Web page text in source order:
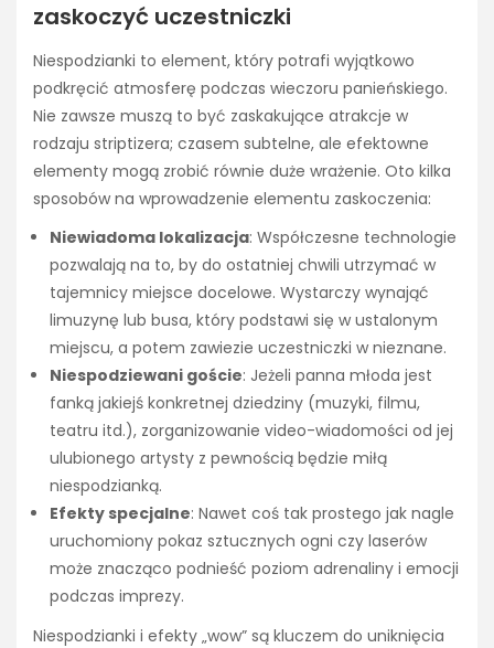
zaskoczyć uczestniczki
Niespodzianki to element, który potrafi wyjątkowo
podkręcić atmosferę podczas wieczoru panieńskiego.
Nie zawsze muszą to być zaskakujące atrakcje w
rodzaju striptizera; czasem subtelne, ale efektowne
elementy mogą zrobić równie duże wrażenie. Oto kilka
sposobów na wprowadzenie elementu zaskoczenia:
Niewiadoma lokalizacja: Współczesne technologie
pozwalają na to, by do ostatniej chwili utrzymać w
tajemnicy miejsce docelowe. Wystarczy wynająć
limuzynę lub busa, który podstawi się w ustalonym
miejscu, a potem zawiezie uczestniczki w nieznane.
Niespodziewani goście: Jeżeli panna młoda jest
fanką jakiejś konkretnej dziedziny (muzyki, filmu,
teatru itd.), zorganizowanie video-wiadomości od jej
ulubionego artysty z pewnością będzie miłą
niespodzianką.
Efekty specjalne: Nawet coś tak prostego jak nagle
uruchomiony pokaz sztucznych ogni czy laserów
może znacząco podnieść poziom adrenaliny i emocji
podczas imprezy.
Niespodzianki i efekty „wow” są kluczem do uniknięcia